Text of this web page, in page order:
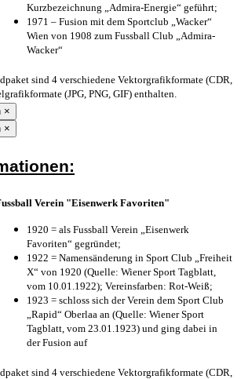
Kurzbezeichnung „Admira-Energie“ geführt;
1971 – Fusion mit dem Sportclub „Wacker“
Wien von 1908 zum Fussball Club „Admira-
Wacker“
sind 4 verschiedene Vektorgrafikformate (CDR,
(JPG, PNG, GIF) enthalten.
×
×
Verein "Eisenwerk Favoriten"
1920 = als Fussball Verein „Eisenwerk
Favoriten“ gegründet;
1922 = Namensänderung in Sport Club „Freiheit
X“ von 1920 (Quelle: Wiener Sport Tagblatt,
vom 10.01.1922); Vereinsfarben: Rot-Weiß;
1923 = schloss sich der Verein dem Sport Club
„Rapid“ Oberlaa an (Quelle: Wiener Sport
Tagblatt, vom 23.01.1923) und ging dabei in
der Fusion auf
sind 4 verschiedene Vektorgrafikformate (CDR,